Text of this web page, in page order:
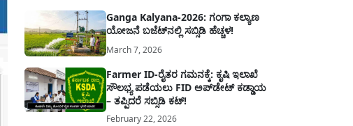
ನೆಮ್ಮದಿಯಿಂದ ಕಳೆಯಬೇಕೆಂಬುದು ಪ್ರತಿಯೊಬ್ಬರ ಕನಸಾಗಿರುತ್ತದೆ ಆದ್ದರಿಂದ
ಸರ್ಕಾರವು ಹಿರಿಯ ನಾಗರಿಕರ ಗುರುತಿನ ಚೀಟಿ...
Ganga Kalyana-2026: ಗಂಗಾ ಕಲ್ಯಾಣ
ಯೋಜನೆ ಬಜೆಟ್‌ನಲ್ಲಿ ಸಬ್ಸಿಡಿ ಹೆಚ್ಚಳ!
March 7, 2026
Farmer ID-ರೈತರ ಗಮನಕ್ಕೆ: ಕೃಷಿ ಇಲಾಖೆ
ಸೌಲಭ್ಯ ಪಡೆಯಲು FID ಅಪ್‌ಡೇಟ್ ಕಡ್ಡಾಯ
– ತಪ್ಪಿದರೆ ಸಬ್ಸಿಡಿ ಕಟ್!
February 22, 2026